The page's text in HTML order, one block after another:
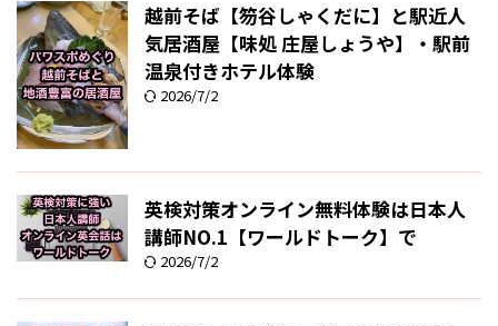
越前そば【笏谷しゃくだに】と駅近人
気居酒屋【味処 庄屋しょうや】・駅前
温泉付きホテル体験
2026/7/2
英検対策オンライン無料体験は日本人
講師NO.1【ワールドトーク】で
2026/7/2